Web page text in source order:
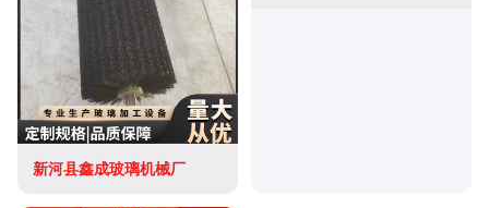
新河县鑫成玻璃机械厂